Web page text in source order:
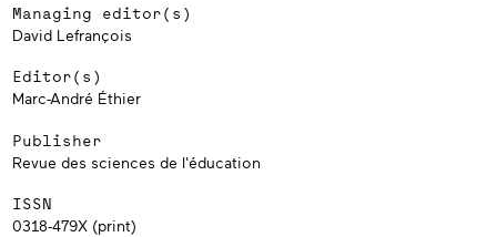
Managing editor(s)
David Lefrançois
Editor(s)
Marc-André Éthier
Publisher
Revue des sciences de l'éducation
ISSN
0318-479X (print)